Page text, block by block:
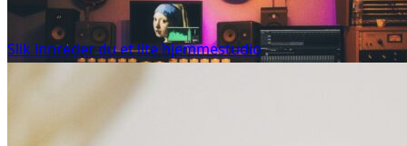
Slik innreder du et lite hjemmestudio